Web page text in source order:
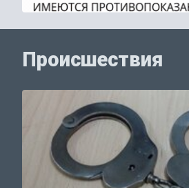
Происшествия